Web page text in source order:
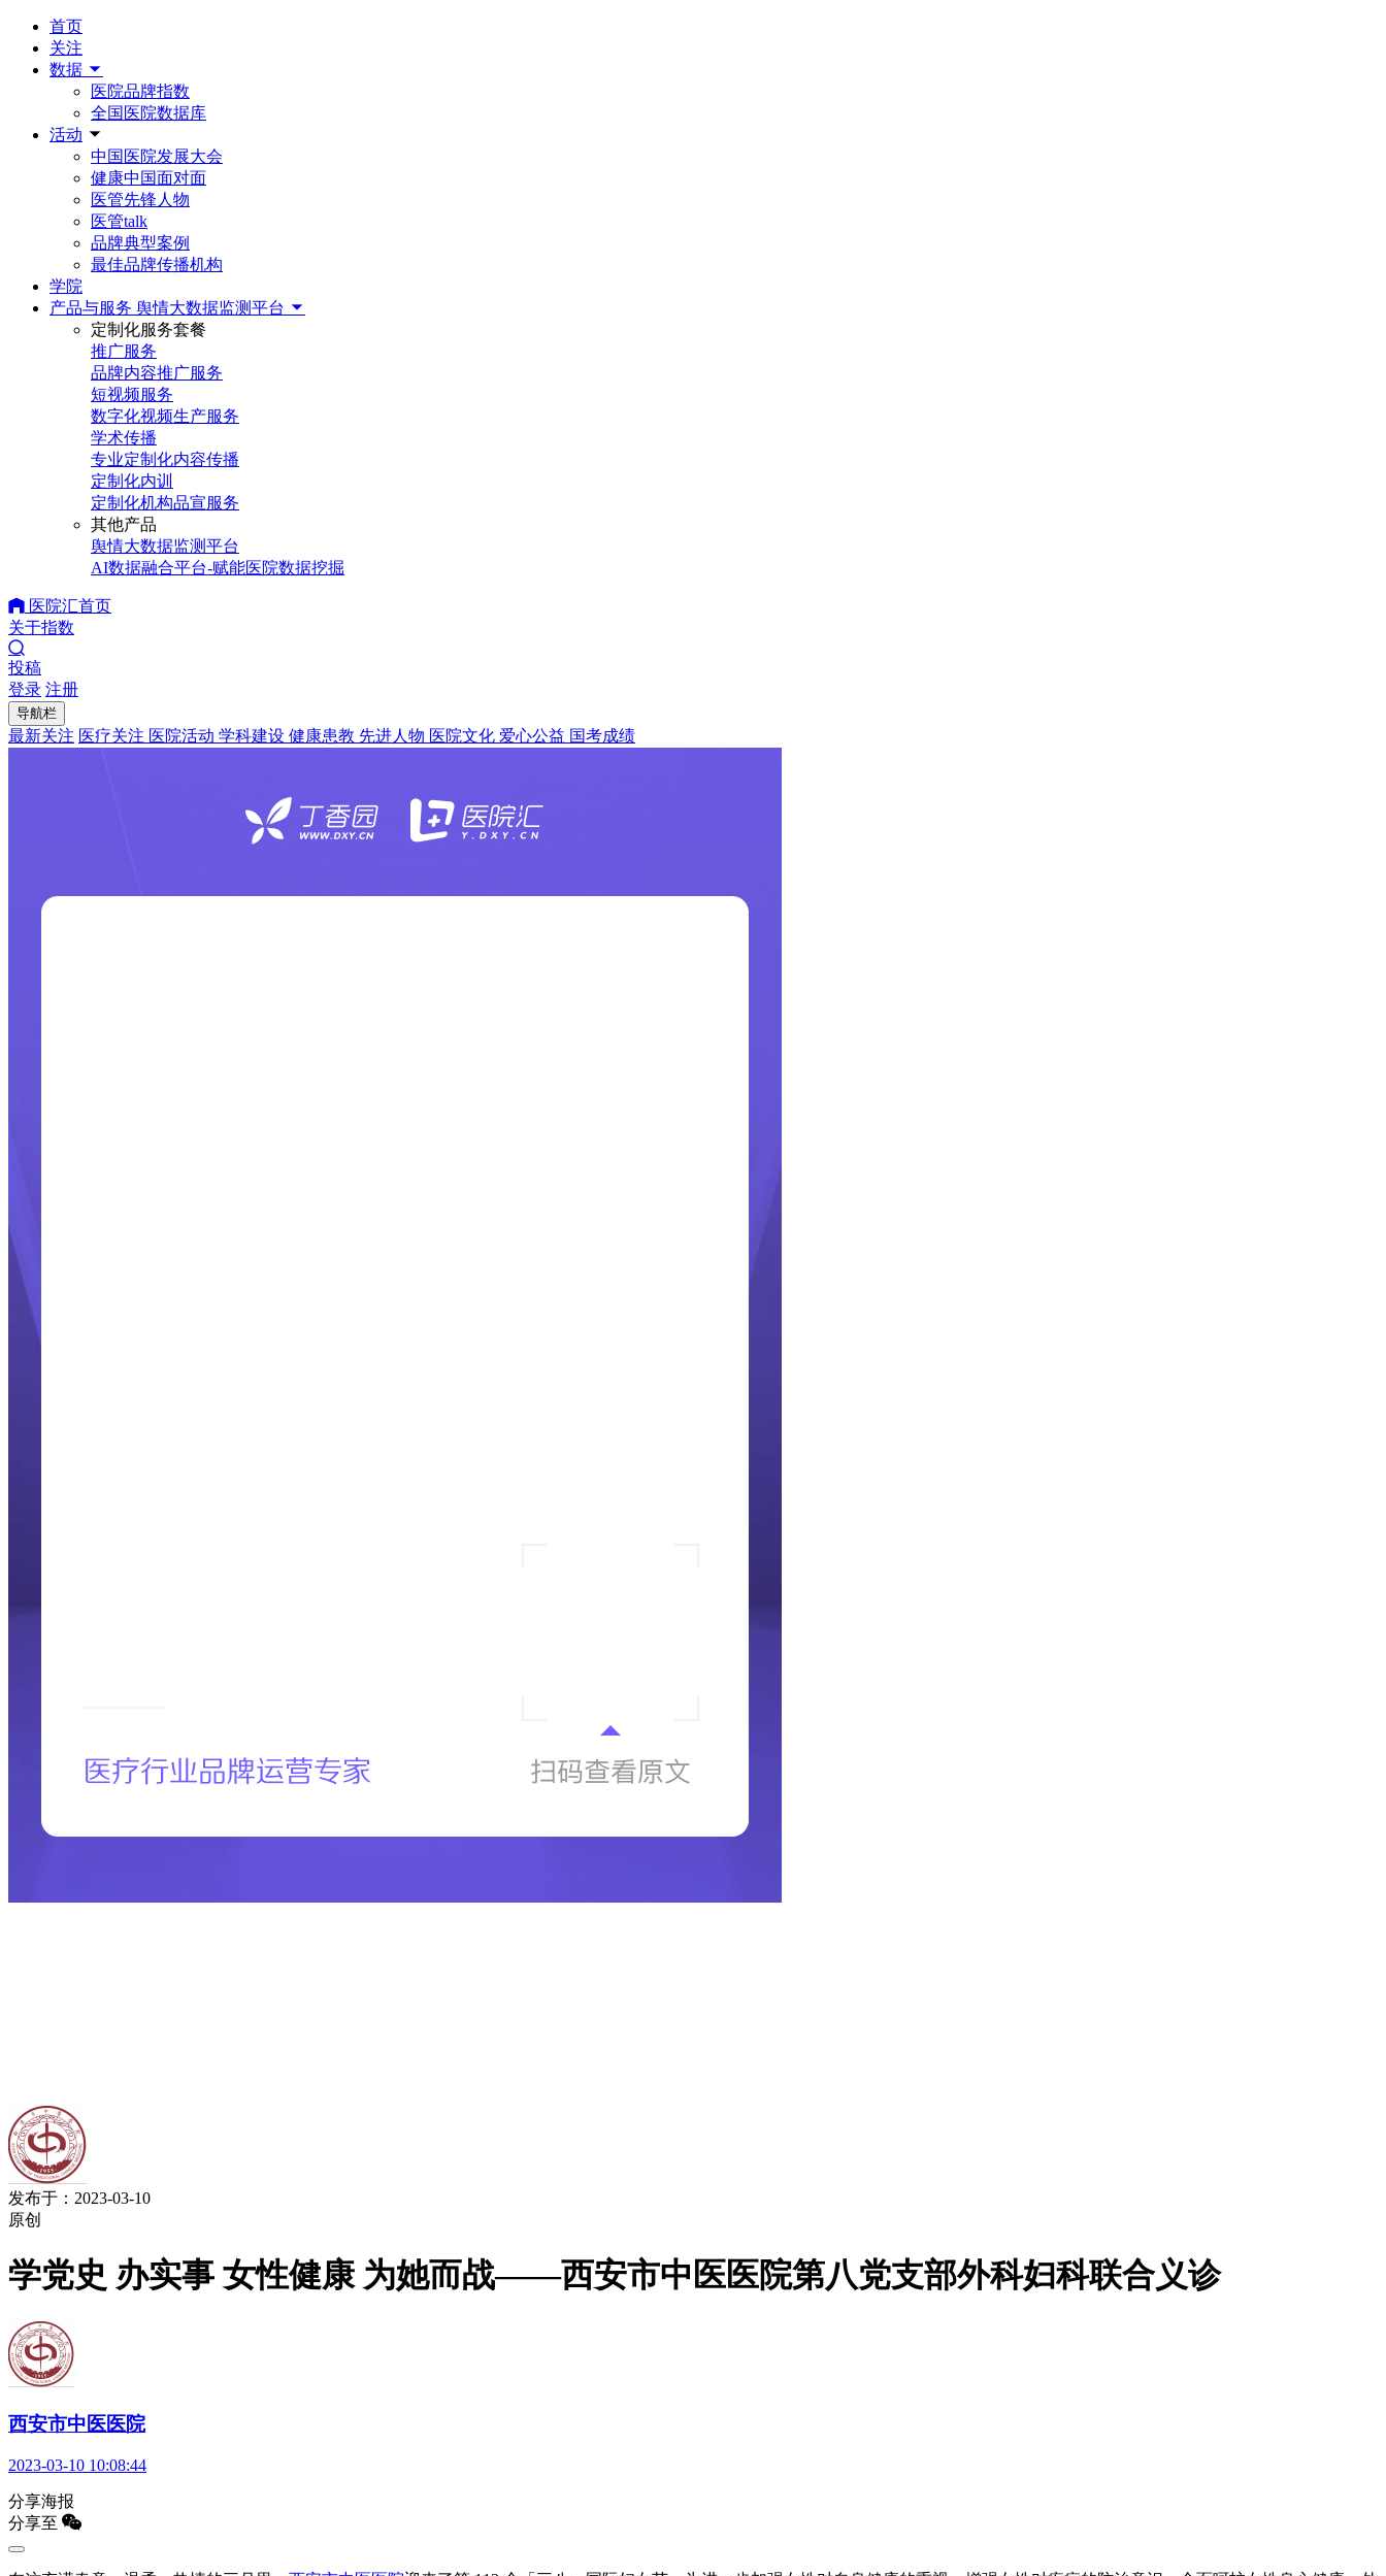
首页
关注
数据
医院品牌指数
全国医院数据库
活动
中国医院发展大会
健康中国面对面
医管先锋人物
医管talk
品牌典型案例
最佳品牌传播机构
学院
产品与服务 舆情大数据监测平台
定制化服务套餐
推广服务
品牌内容推广服务
短视频服务
数字化视频生产服务
学术传播
专业定制化内容传播
定制化内训
定制化机构品宣服务
其他产品
舆情大数据监测平台
AI数据融合平台-赋能医院数据挖掘
医院汇首页
关于指数
投稿
登录 注册
导航栏
最新关注 医疗关注 医院活动 学科建设 健康患教 先进人物 医院文化 爱心公益 国考成绩
发布于：2023-03-10
原创
学党史 办实事 女性健康 为她而战——西安市中医医院第八党支部外科妇科联合义诊
西安市中医医院
2023-03-10 10:08:44
分享海报
分享至